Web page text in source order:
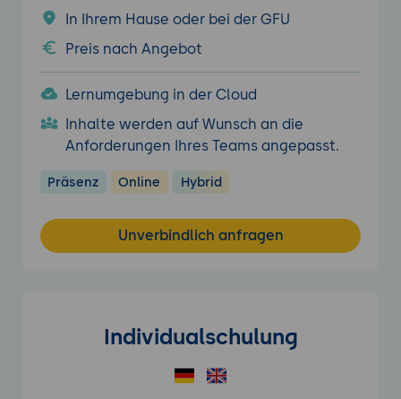
In Ihrem Hause oder bei der GFU
Preis nach Angebot
Lernumgebung in der Cloud
Inhalte werden auf Wunsch an die
Anforderungen Ihres Teams angepasst.
Präsenz Online Hybrid
Unverbindlich anfragen
Individualschulung